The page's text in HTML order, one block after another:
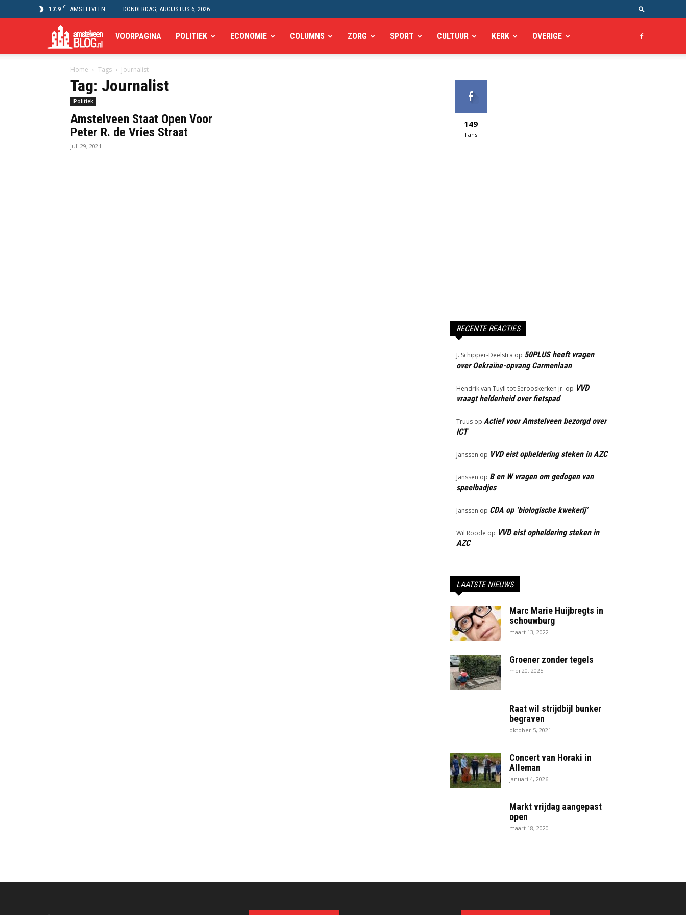
17.9 C AMSTELVEEN DONDERDAG, AUGUSTUS 6, 2026
Amstelveen
Blog
VOORPAGINA POLITIEK ECONOMIE COLUMNS ZORG SPORT CULTUUR KERK OVERIGE
Home Tags Journalist
Tag: Journalist
Politiek
Amstelveen Staat Open Voor
Peter R. de Vries Straat
juli 29, 2021
149
Fans
RECENTE REACTIES
J. Schipper-Deelstra op 50PLUS heeft vragen
over Oekraïne-opvang Carmenlaan
Hendrik van Tuyll tot Serooskerken jr. op VVD
vraagt helderheid over fietspad
Truus op Actief voor Amstelveen bezorgd over
ICT
Janssen op VVD eist opheldering steken in AZC
Janssen op B en W vragen om gedogen van
speelbadjes
Janssen op CDA op ‘biologische kwekerij’
Wil Roode op VVD eist opheldering steken in
AZC
LAATSTE NIEUWS
Marc Marie Huijbregts in
schouwburg
maart 13, 2022
Groener zonder tegels
mei 20, 2025
Raat wil strijdbijl bunker
begraven
oktober 5, 2021
Concert van Horaki in
Alleman
januari 4, 2026
Markt vrijdag aangepast
open
maart 18, 2020